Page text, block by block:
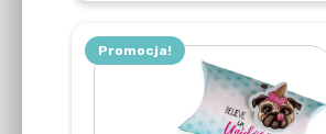
Promocja!